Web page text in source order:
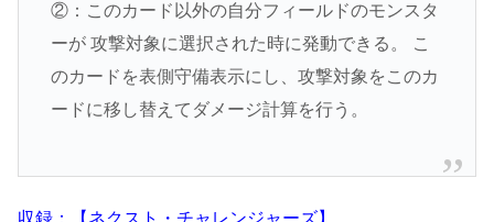
②：このカード以外の自分フィールドのモンスタ
ーが 攻撃対象に選択された時に発動できる。 こ
のカードを表側守備表示にし、攻撃対象をこのカ
ードに移し替えてダメージ計算を行う。
収録：【ネクスト・チャレンジャーズ】